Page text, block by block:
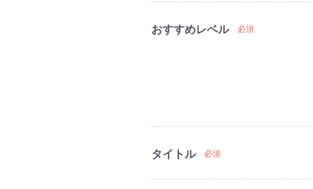
おすすめレベル 必須
タイトル 必須